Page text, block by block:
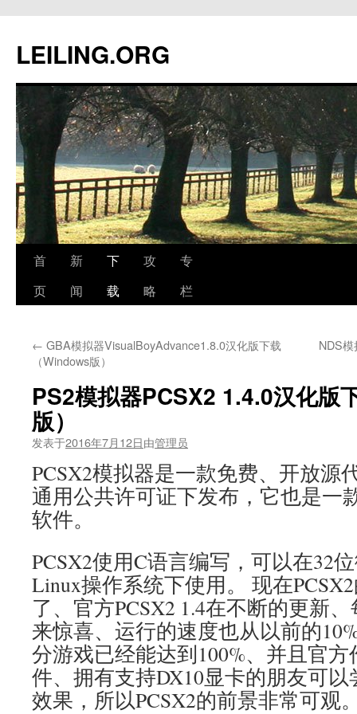
文
LEILING.ORG
首
页
新
闻
下
载
攻
略
专
栏
← GBA模拟器VisualBoyAdvance1.8.0汉化版下载
（Windows版）
NDS
PS2模拟器PCSX2 1.4.0汉化版
版）
发表于2016年7月12日由管理员
PCSX2模拟器是一款免费、开放源
通用公共许可证下发布，它也是一
软件。
PCSX2使用C语言编写，可以在32
Linux操作系统下使用。 现在
了、官方PCSX2 1.4在不断的更新
来惊喜、运行的速度也从以前的
分游戏已经能达到100%、并且官
件、拥有支持DX10显卡的朋友可
效果，所以PCSX2的前景非常可观